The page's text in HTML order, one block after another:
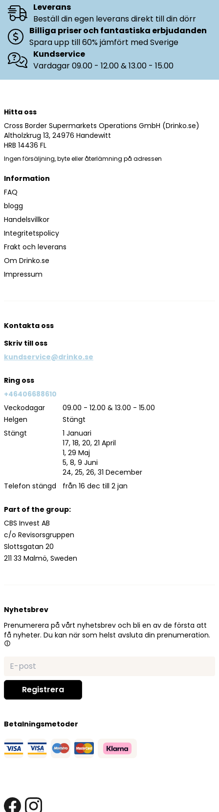
Leverans
Beställ din egen leverans direkt till din dörr
Billiga priser och fantastiska erbjudanden
Spara upp till 60% jämfört med Sverige
Kundservice
Vardagar 09.00 - 12.00 & 13.00 - 15.00
Hitta oss
Cross Border Supermarkets Operations GmbH (Drinko.se)
Altholzkrug 13, 24976 Handewitt
HRB 14436 FL
Ingen försäljning, byte eller återlämning på adressen
Information
FAQ
blogg
Handelsvillkor
Integritetspolicy
Frakt och leverans
Om Drinko.se
Impressum
Kontakta oss
Skriv till oss
kundservice@drinko.se
Ring oss
+46406688610
Veckodagar
09.00 - 12.00 & 13.00 - 15.00
Helgen
Stängt
Stängt
Telefon stängd
1 Januari
17, 18, 20, 21 April
1, 29 Maj
5, 8, 9 Juni
24, 25, 26, 31 December
från 16 dec till 2 jan
Part of the group:
CBS Invest AB
c/o Revisorsgruppen
Slottsgatan 20
211 33 Malmö, Sweden
Nyhetsbrev
Prenumerera på vårt nyhetsbrev och bli en av de första att
få nyheter. Du kan när som helst avsluta din prenumeration.
Betalningsmetoder